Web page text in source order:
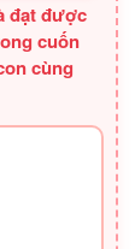
đạt được
cuốn
cùng